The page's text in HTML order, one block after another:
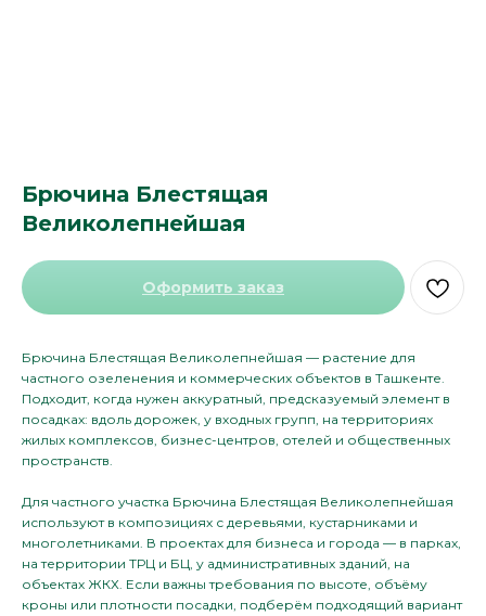
Брючина Блестящая
Великолепнейшая
Оформить заказ
Брючина Блестящая Великолепнейшая — растение для
частного озеленения и коммерческих объектов в Ташкенте.
Подходит, когда нужен аккуратный, предсказуемый элемент в
посадках: вдоль дорожек, у входных групп, на территориях
жилых комплексов, бизнес-центров, отелей и общественных
пространств.
Для частного участка Брючина Блестящая Великолепнейшая
используют в композициях с деревьями, кустарниками и
многолетниками. В проектах для бизнеса и города — в парках,
на территории ТРЦ и БЦ, у административных зданий, на
объектах ЖКХ. Если важны требования по высоте, объёму
кроны или плотности посадки, подберём подходящий вариант